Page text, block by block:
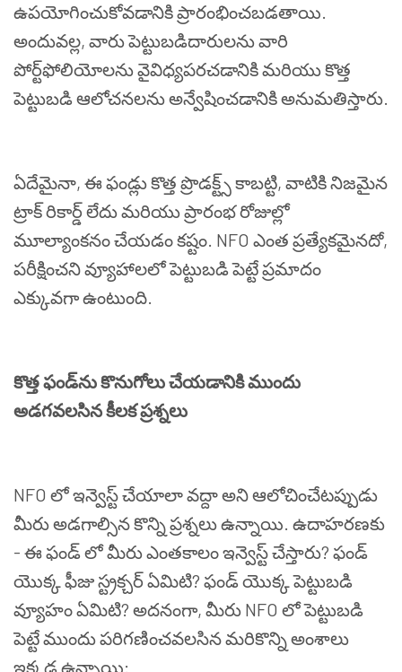
ఉపయోగించుకోవడానికిప్రారంభించబడతాయి.
అందువల్ల, వారుపెట్టుబడిదారులనువారి
పోర్ట్ఫోలియోలనువైవిధ్యపరచడానికిమరియుకొత్త
పెట్టుబడి ఆలోచనలనుఅన్వేషించడానికిఅనుమతిస్తారు.
ఏదేమైనా, ఈఫండ్లుకొత్త ప్రొడక్ట్స్ కాబట్టి, వాటికినిజమైన
ట్రాక్రికార్డ్లేదుమరియుప్రారంభరోజుల్లో
మూల్యాంకనంచేయడంకష్టం. NFO ఎంత ప్రత్యేకమైనదో,
పరీక్షించనివ్యూహాలలోపెట్టుబడి పెట్టేప్రమాదం
ఎక్కువగాఉంటుంది.
కొత్తఫండ్నుకొనుగోలుచేయడానికిముందు
అడగవలసినకీలకప్రశ్నలు
NFO లోఇన్వెస్ట్చేయాలావద్దాఅనిఆలోచించేటప్పుడు
మీరుఅడగాల్సినకొన్నిప్రశ్నలుఉన్నాయి. ఉదాహరణకు
- ఈఫండ్ లోమీరుఎంతకాలంఇన్వెస్ట్చేస్తారు? ఫండ్
యొక్కఫీజుస్ట్రక్చర్ఏమిటి? ఫండ్ యొక్కపెట్టుబడి
వ్యూహంఏమిటి? అదనంగా, మీరు NFO లోపెట్టుబడి
పెట్టేముందుపరిగణించవలసినమరికొన్నిఅంశాలు
ఇక్కడ ఉన్నాయి: